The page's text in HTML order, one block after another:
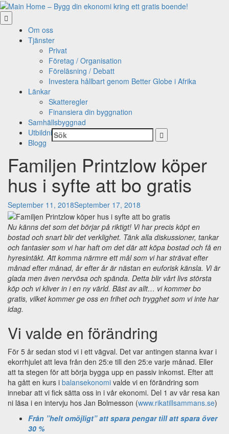
Skip
to
content
Om oss
Tjänster
Privat
Företag / Organisation
Föreläsning / Debatt
Investera hållbart genom Better Globe i Afrika
Länkar
Skatteregler
Finansiera din byggnation
Samhällsbyggnad
Utbildning
Blogg
Sök:
Familjen Printzlow köper
hus i syfte att bo gratis
September 11, 2018September 17, 2018
Nu känns det som det börjar på riktigt! Vi har precis köpt en
bostad och snart blir det verklighet. Tänk alla diskussioner, tankar
och fantasier som vi har haft om det där att köpa bostad och få en
hyresintäkt. Att komma närmre ett mål som vi har strävat efter
månad efter månad, år efter år är nästan en euforisk känsla. Vi är
glada men även nervösa och spända. Detta blir vårt livs största
köp och vi kliver in i en ny värld. Bäst av allt… vi kommer bo
gratis, vilket kommer ge oss en frihet och trygghet som vi inte har
idag.
Vi valde en förändring
För 5 år sedan stod vi i ett vägval. Det var antingen stanna kvar i
ekorrhjulet att leva från den 25:e till den 25:e varje månad. Eller
att ta stegen för att börja bygga upp en passiv inkomst. Efter att
ha gått en kurs i balansekonomi valde vi en förändring som
innebar att vi fick sätta oss in i vår ekonomi. Del 1 av vår resa kan
ni läsa i en intervju hos Jan Bolmesson (www.rikatillsammans.se)
Från ”helt omöjligt” att spara pengar till att spara över
30 %